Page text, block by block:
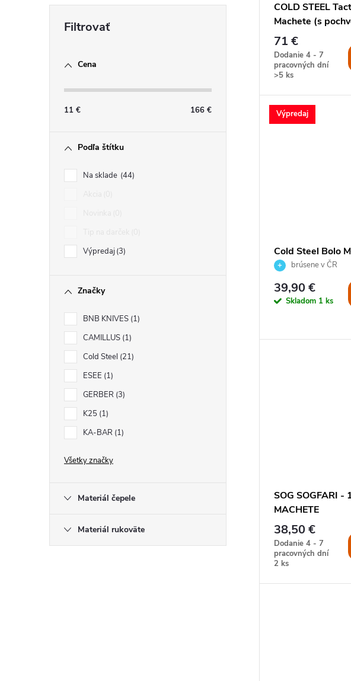
Cena
11 € 166 €
Podľa štítku
Na sklade 44
Výpredaj 3
Značky
BNB KNIVES 1
CAMILLUS 1
Cold Steel 21
ESEE 1
GERBER 3
K25 1
KA-BAR 1
Všetky značky
Materiál čepele
Materiál rukoväte
d
u
d
u
COLD STEEL
Machete (s
71 €
Dodanie 4 - 7
pracovných dní
>5 ks
Výpredaj
Cold Steel Bolo
pochvou)
brúsene v ČR
39,90 €
Skladom 1 ks
SOG SOGFARI -
MACHETE
38,50 €
Dodanie 4 - 7
pracovných dní
2 ks